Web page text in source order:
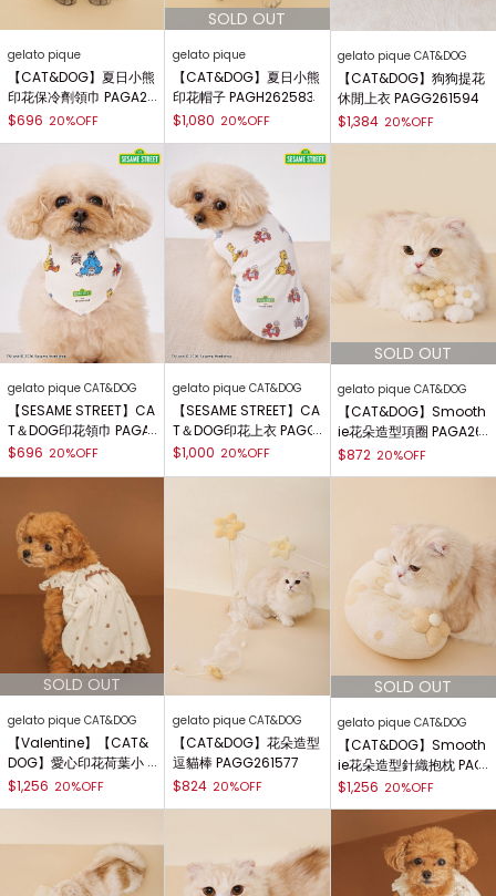
gelato pique
【CAT&DOG】夏日小熊
印花保冷劑領巾 PAGA26
2582
$696 20%OFF
gelato pique
【CAT&DOG】夏日小熊
印花帽子 PAGH262583
$1,080 20%OFF
gelato pique CAT&DOG
【CAT&DOG】狗狗提花
休閒上衣 PAGG261594
$1,384 20%OFF
gelato pique CAT&DOG
【SESAME STREET】CA
T＆DOG印花領巾 PAGA
261598
$696 20%OFF
gelato pique CAT&DOG
【SESAME STREET】CA
T＆DOG印花上衣 PAGG
261597
$1,000 20%OFF
gelato pique CAT&DOG
【CAT&DOG】Smooth
ie花朵造型項圈 PAGA26
1579
$872 20%OFF
gelato pique CAT&DOG
【Valentine】【CAT&
DOG】愛心印花荷葉小
洋裝 PAGG261576
$1,256 20%OFF
gelato pique CAT&DOG
【CAT&DOG】花朵造型
逗貓棒 PAGG261577
$824 20%OFF
gelato pique CAT&DOG
【CAT&DOG】Smooth
ie花朵造型針織抱枕 PAG
G261578
$1,256 20%OFF